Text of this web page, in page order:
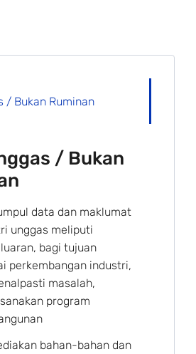
/ Bukan Ruminan
/ Bukan
data dan maklumat
unggas meliputi
bagi tujuan
perkembangan industri,
masalah,
program
bahan-bahan dan